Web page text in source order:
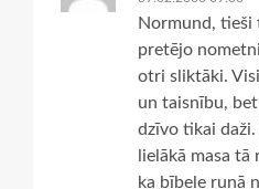
Normund, tieši
pretējo
otri sliktāki.
un taisnību,
dzīvo tikai
lielākā masa
ka bībele runā